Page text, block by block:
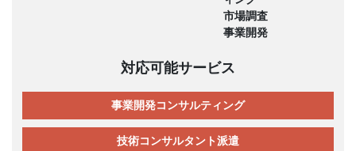
市場調査
事業開発
対応可能サービス
事業開発コンサルティング
技術コンサルタント派遣